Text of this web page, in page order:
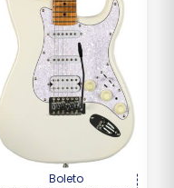
Guitarra Seizi Multi Smart
Pearl White...
R$ 2.169,00
OU R$ 2.017,17 no PIX ou
Boleto